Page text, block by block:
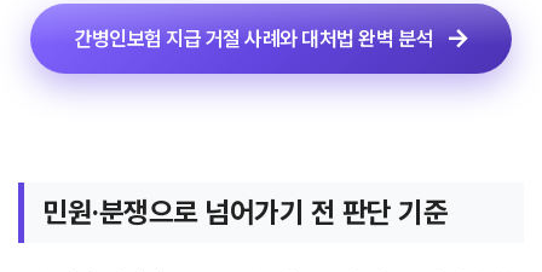
간병인보험 지급 거절 사례와 대처법 완벽 분석
민원·분쟁으로 넘어가기 전 판단 기준